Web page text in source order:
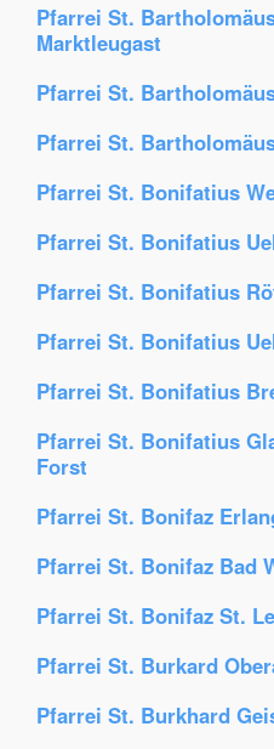
Pfarrei St.
Marktleugast
Pfarrei St.
Pfarrei St.
Pfarrei St. Bonifatius
Pfarrei St. Bonifatius
Pfarrei St. Bonifatius
Pfarrei St. Bonifatius
Pfarrei St. Bonifatius
Pfarrei St. Bonifatius
Forst
Pfarrei St. Bonifaz
Pfarrei St. Bonifaz Bad
Pfarrei St. Bonifaz St.
Pfarrei St. Burkard
Pfarrei St. Burkhard